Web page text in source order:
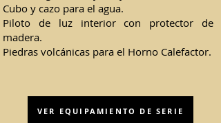
Cubo y cazo para el agua.
Piloto de luz interior con protector de
madera.
Piedras volcánicas para el Horno Calefactor.
VER EQUIPAMIENTO DE SERIE